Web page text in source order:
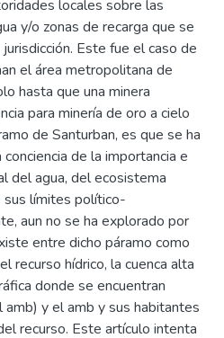
locales sobre las
y/o zonas de recarga que se
Este fue el caso de
el área metropolitana de
hasta que una minera
para minería de oro a cielo
de Santurban, es que se ha
de la importancia e
del agua, del ecosistema
sus límites político-
aun no se ha explorado por
entre dicho páramo como
recurso hídrico, la cuenca alta
donde se encuentran
y el amb y sus habitantes
recurso. Este artículo intenta